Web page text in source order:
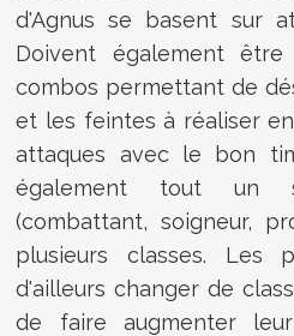
d'Agnus se basent sur
Doivent également
combos permettant de
et les feintes à réaliser
attaques avec le bon
également tout un
(combattant, soigneur,
plusieurs classes. Les
d'ailleurs changer de
de faire augmenter